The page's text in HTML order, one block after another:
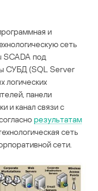
и
сеть
SCADA под
СУБД (SQL Server
логических
панели
и канал связи с
результатам
сеть
сети.